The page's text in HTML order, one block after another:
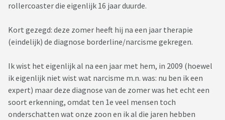
rollercoaster die eigenlijk 16 jaar duurde.
Kort gezegd: deze zomer heeft hij na een jaar therapie
(eindelijk) de diagnose borderline/narcisme gekregen.
Ik wist het eigenlijk al na een jaar met hem, in 2009 (hoewel
ik eigenlijk niet wist wat narcisme m.n. was: nu ben ik een
expert) maar deze diagnose van de zomer was het echt een
soort erkenning, omdat ten 1e veel mensen toch
onderschatten wat onze zoon en ik al die jaren hebben